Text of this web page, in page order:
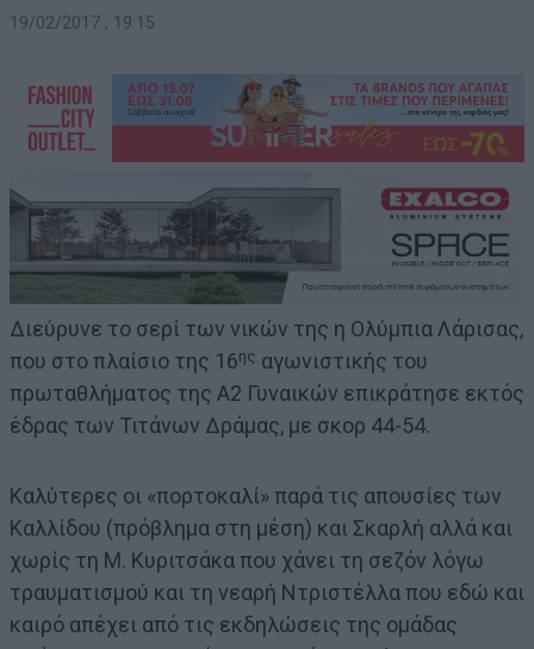
19/02/2017 , 19:15
Διεύρυνε το σερί των νικών της η Ολύμπια Λάρισας,
που στο πλαίσιο της 16ης αγωνιστικής του
πρωταθλήματος της Α2 Γυναικών επικράτησε εκτός
έδρας των Τιτάνων Δράμας, με σκορ 44-54.
Καλύτερες οι «πορτοκαλί» παρά τις απουσίες των
Καλλίδου (πρόβλημα στη μέση) και Σκαρλή αλλά και
χωρίς τη Μ. Κυριτσάκα που χάνει τη σεζόν λόγω
τραυματισμού και τη νεαρή Ντριστέλλα που εδώ και
καιρό απέχει από τις εκδηλώσεις της ομάδας